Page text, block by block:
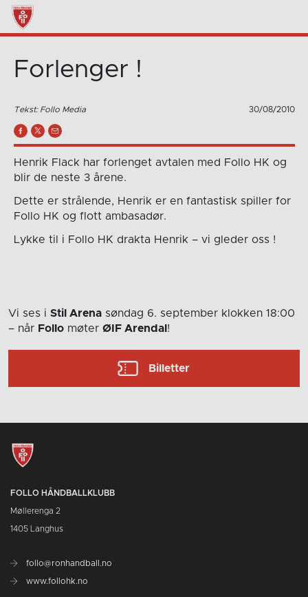
Forlenger !
Tekst: Follo Media 30/08/2010
Henrik Flack har forlenget avtalen med Follo HK og
blir de neste 3 årene.
Dette er strålende, Henrik er en fantastisk spiller for
Follo HK og flott ambasadør.
Lykke til i Follo HK drakta Henrik – vi gleder oss !
Vi ses i Stil Arena søndag 6. september klokken 18:00
– når Follo møter ØIF Arendal !
Billetter
FOLLO HÅNDBALLKLUBB
Møllerenga 2
1405 Langhus
follo@ronhandball.no
www.follohk.no